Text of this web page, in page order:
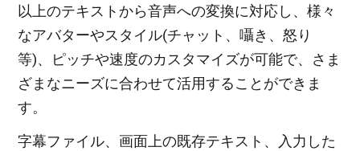
以上のテキストから音声への変換に対応し、様々
なアバターやスタイル(チャット、囁き、怒り
等)、ピッチや速度のカスタマイズが可能で、さま
ざまなニーズに合わせて活用することができま
す。
字幕ファイル、画面上の既存テキスト、入力した